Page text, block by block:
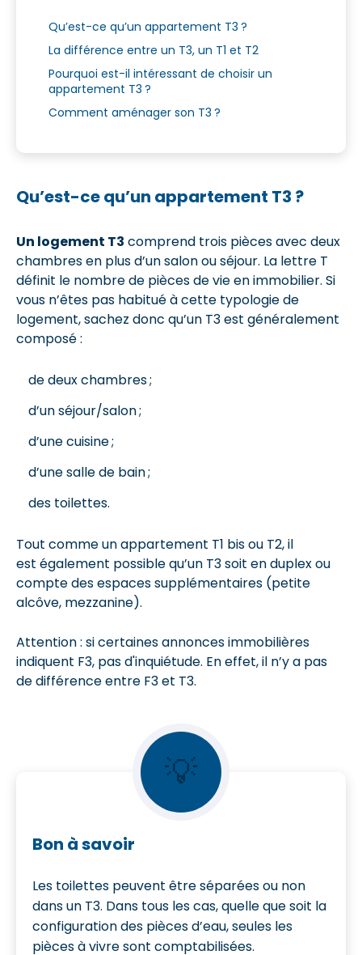
Qu’est-ce qu’un appartement T3 ?
La différence entre un T3, un T1 et T2
Pourquoi est-il intéressant de choisir un
appartement T3 ?
Comment aménager son T3 ?
Qu’est-ce qu’un appartement T3 ?
Un logement T3 comprend trois pièces avec deux
chambres en plus d’un salon ou séjour. La lettre T
définit le nombre de pièces de vie en immobilier. Si
vous n’êtes pas habitué à cette typologie de
logement, sachez donc qu’un T3 est généralement
composé :
de deux chambres ;
d’un séjour/salon ;
d’une cuisine ;
d’une salle de bain ;
des toilettes.
Tout comme un appartement T1 bis ou T2, il
est également possible qu’un T3 soit en duplex ou
compte des espaces supplémentaires (petite
alcôve, mezzanine).
Attention : si certaines annonces immobilières
indiquent F3, pas d'inquiétude. En effet, il n’y a pas
de différence entre F3 et T3.
💡
Bon à savoir
Les toilettes peuvent être séparées ou non
dans un T3. Dans tous les cas, quelle que soit la
configuration des pièces d’eau, seules les
pièces à vivre sont comptabilisées.